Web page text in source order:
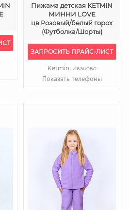
Пижама детская KETMIN
МИННИ LOVE
цв.Розовый/белый горох
(Футболка/Шорты)
ЗАПРОСИТЬ ПРАЙС-ЛИСТ
Ketmin, Иваново
Показать телефоны